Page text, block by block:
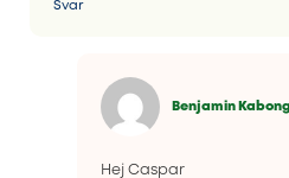
Svar
Benjamin
Hej Caspar